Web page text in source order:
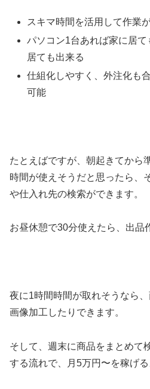
スキマ時間を活用して作業
パソコン1台あれば家に居
居ても出来る
仕組化しやすく、外注化も
可能
たとえばですが、朝起きてから
時間が使えそうだと思ったら、
や仕入れ先の検索ができます。
お昼休憩で30分使えたら、出品
夜に1時間時間が取れそうなら
画像加工したりできます。
そして、週末に商品をまとめて
する流れで、月5万円〜を稼げる